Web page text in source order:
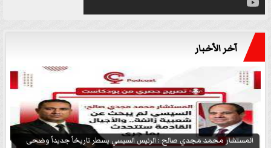
آخر الأخبار
المستشار محمد مجدي صالح : الرئيس السيسي يسطر تاريخاً جديداً وضحى